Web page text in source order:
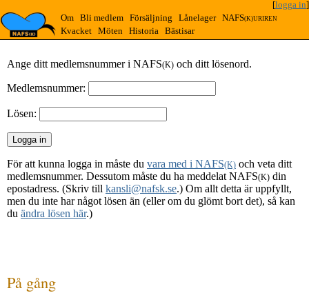
[logga in]
Om
Bli medlem Försäljning Lånelager NAFS(K)URIREN
Kvacket Möten Historia Bästisar
Ange ditt medlemsnummer i NAFS(K) och ditt lösenord.
Medlemsnummer:
Lösen:
För att kunna logga in måste du vara med i NAFS(K) och veta ditt
medlemsnummer. Dessutom måste du ha meddelat NAFS(K) din
epostadress. (Skriv till kansli@nafsk.se.) Om allt detta är uppfyllt,
men du inte har något lösen än (eller om du glömt bort det), så kan
du ändra lösen här.)
På gång